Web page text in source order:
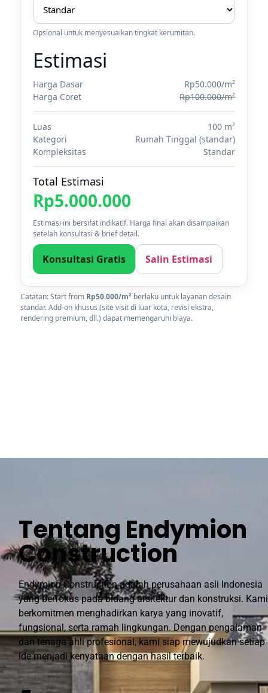
Opsional untuk menyesuaikan tingkat kerumitan.
Estimasi
Harga Dasar
Rp50.000/m²
Harga Coret
Rp100.000/m²
Luas
100 m²
Kategori
Rumah Tinggal (standar)
Kompleksitas
Standar
Total Estimasi
Rp5.000.000
Estimasi ini bersifat indikatif. Harga final akan disampaikan
setelah konsultasi & brief detail.
Konsultasi Gratis Salin Estimasi
Catatan: Start from Rp50.000/m² berlaku untuk layanan desain
standar. Add-on khusus (site visit di luar kota, revisi ekstra,
rendering premium, dll.) dapat memengaruhi biaya.
Tentang Endymion
Construction
Endymion Construction adalah perusahaan asli Indonesia
yang berfokus pada bidang arsitektur dan konstruksi. Kami
berkomitmen menghadirkan karya yang inovatif,
fungsional, serta ramah lingkungan. Dengan pengalaman
dan tenaga ahli profesional, kami siap mewujudkan setiap
ide menjadi kenyataan dengan hasil terbaik.